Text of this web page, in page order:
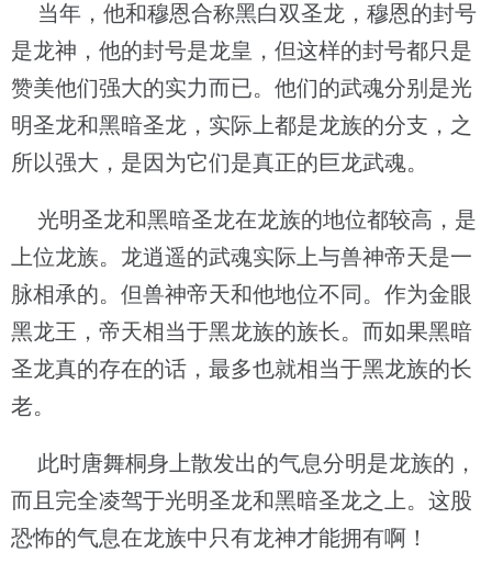
当年，他和穆恩合称黑白双圣龙，穆恩的封号
是龙神，他的封号是龙皇，但这样的封号都只是
赞美他们强大的实力而已。他们的武魂分别是光
明圣龙和黑暗圣龙，实际上都是龙族的分支，之
所以强大，是因为它们是真正的巨龙武魂。
光明圣龙和黑暗圣龙在龙族的地位都较高，是
上位龙族。龙逍遥的武魂实际上与兽神帝天是一
脉相承的。但兽神帝天和他地位不同。作为金眼
黑龙王，帝天相当于黑龙族的族长。而如果黑暗
圣龙真的存在的话，最多也就相当于黑龙族的长
老。
此时唐舞桐身上散发出的气息分明是龙族的，
而且完全凌驾于光明圣龙和黑暗圣龙之上。这股
恐怖的气息在龙族中只有龙神才能拥有啊！